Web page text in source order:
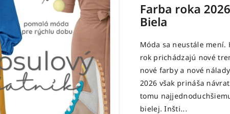
Farba roka
Biela
Móda sa neustále mení.
rok prichádzajú nové
nové farby a nové
2026 však prináša
tomu
bielej. Inšti...